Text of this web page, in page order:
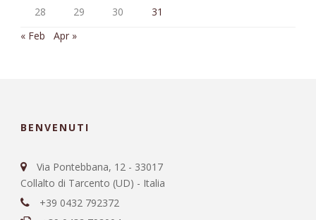
28 29 30
31
« Feb
Apr »
BENVENUTI
Via Pontebbana, 12 - 33017
Collalto di Tarcento (UD) - Italia
+39 0432 792372